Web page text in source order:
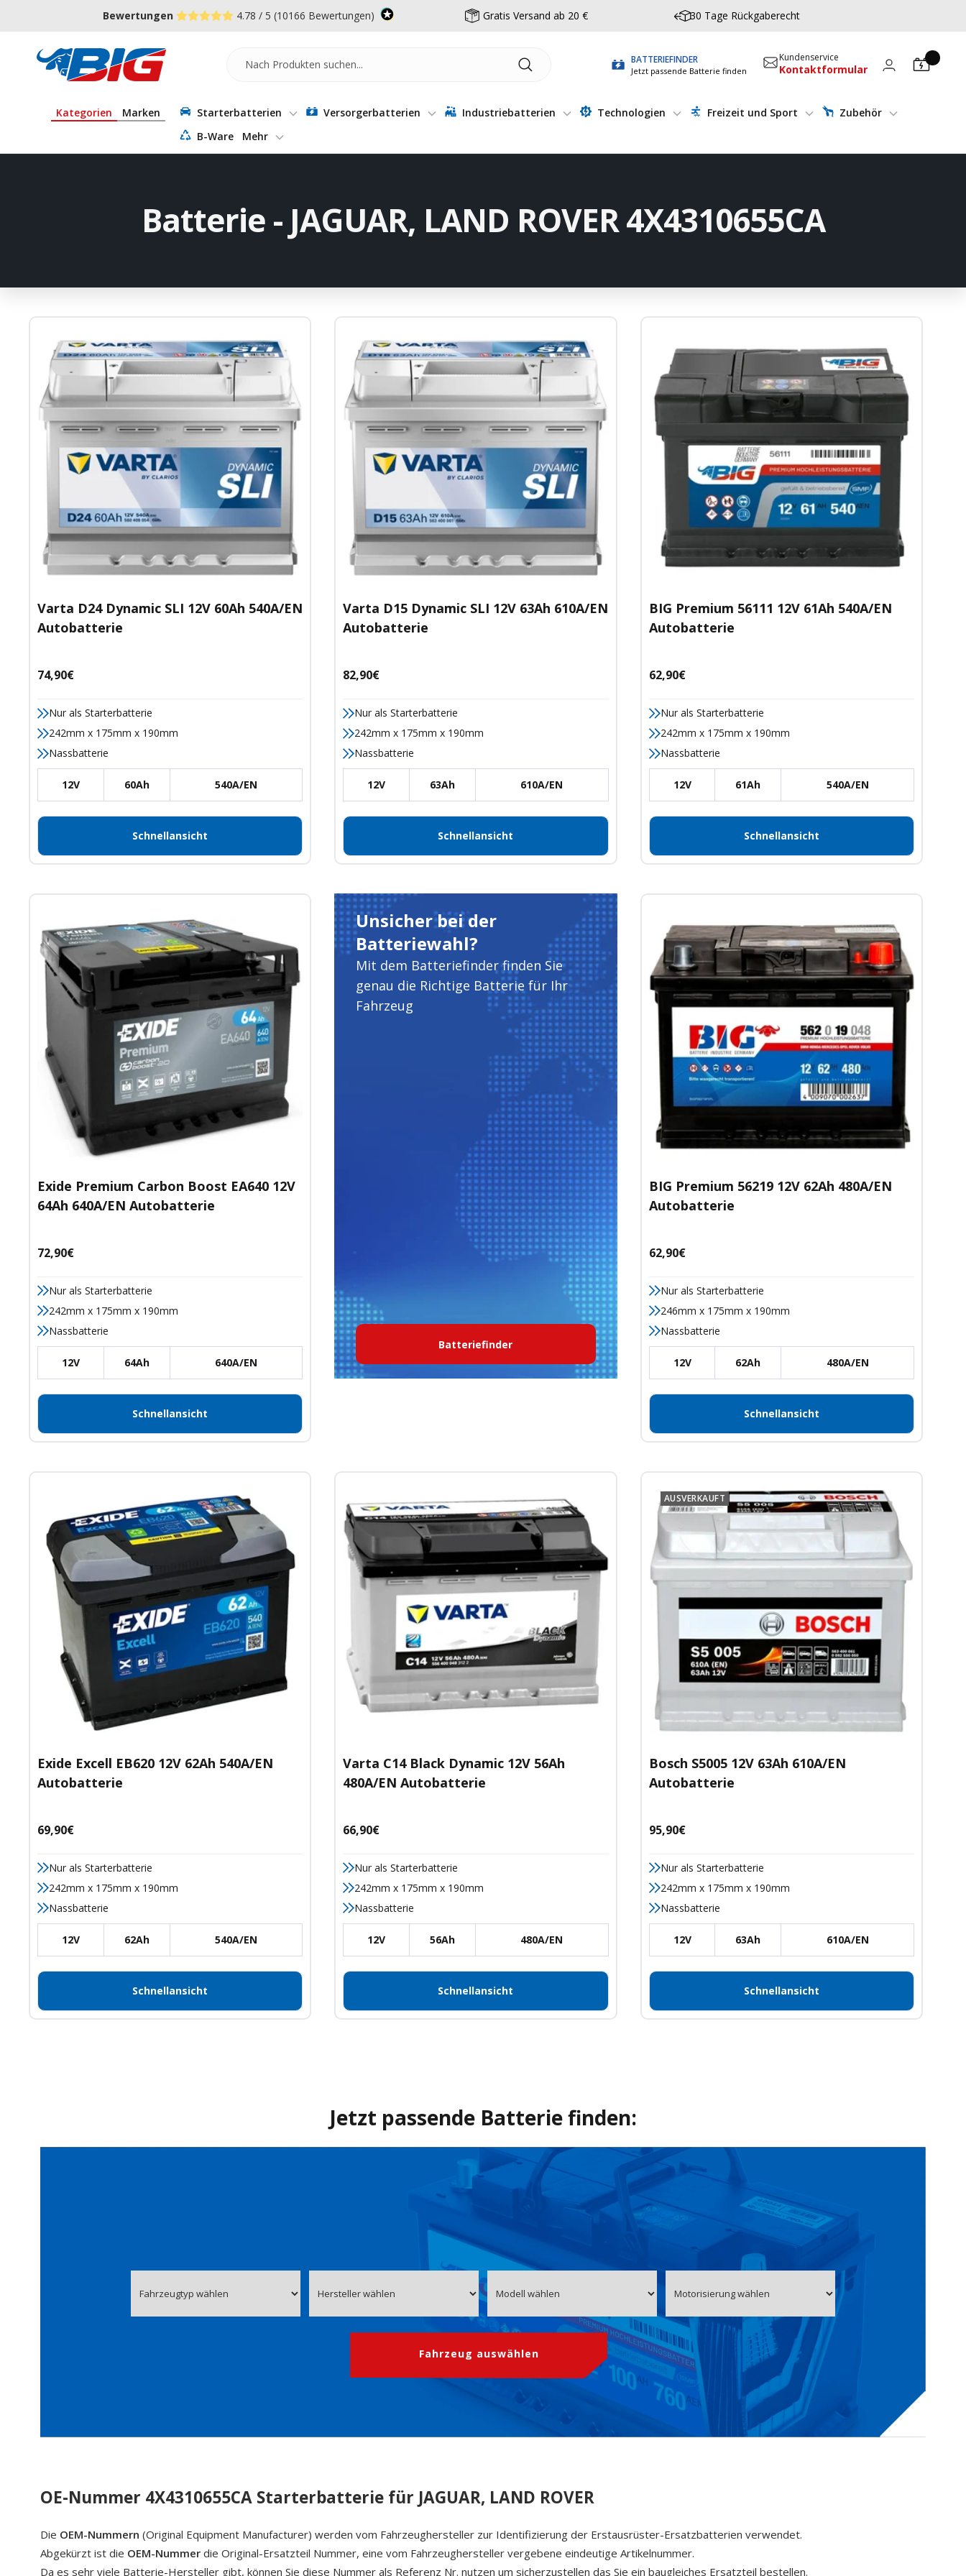
Zum Menü springen
Fußzeile springen
Barrierefreiheits-Widget öffnen
Bewertungen 4.78 / 5 (10166 Bewertungen) Gratis Versand ab 20 € 30 Tage Rückgaberecht
Batterie-
Industrie-
BATTERIEFINDER
Jetzt passende Batterie finden
Kundenservice
Kontaktformular
Kategorien Marken Starterbatterien Versorgerbatterien Industriebatterien Technologien Freizeit und Sport
Zubehör
B-Ware
Mehr
Batterie - JAGUAR, LAND ROVER 4X4310655CA
Varta D24 Dynamic SLI 12V 60Ah 540A/EN
Autobatterie
Angebotspreis
74,90€
Nur als Starterbatterie
242mm x 175mm x 190mm
Nassbatterie
12V 60Ah 540A/EN
Schnellansicht
Varta D15 Dynamic SLI 12V 63Ah 610A/EN
Autobatterie
Angebotspreis
82,90€
Nur als Starterbatterie
242mm x 175mm x 190mm
Nassbatterie
12V 63Ah 610A/EN
Schnellansicht
BIG Premium 56111 12V 61Ah 540A/EN
Autobatterie
Angebotspreis
62,90€
Nur als Starterbatterie
242mm x 175mm x 190mm
Nassbatterie
12V 61Ah 540A/EN
Schnellansicht
Exide Premium Carbon Boost EA640 12V
64Ah 640A/EN Autobatterie
Angebotspreis
72,90€
Nur als Starterbatterie
242mm x 175mm x 190mm
Nassbatterie
12V 64Ah 640A/EN
Schnellansicht
Unsicher bei der
Batteriewahl?
Mit dem Batteriefinder finden Sie
genau die Richtige Batterie für Ihr
Fahrzeug
Batteriefinder
BIG Premium 56219 12V 62Ah 480A/EN
Autobatterie
Angebotspreis
62,90€
Nur als Starterbatterie
246mm x 175mm x 190mm
Nassbatterie
12V 62Ah 480A/EN
Schnellansicht
Exide Excell EB620 12V 62Ah 540A/EN
Autobatterie
Angebotspreis
69,90€
Nur als Starterbatterie
242mm x 175mm x 190mm
Nassbatterie
12V 62Ah 540A/EN
Schnellansicht
Varta C14 Black Dynamic 12V 56Ah
480A/EN Autobatterie
Angebotspreis
66,90€
Nur als Starterbatterie
242mm x 175mm x 190mm
Nassbatterie
12V 56Ah 480A/EN
Schnellansicht
AUSVERKAUFT
Bosch S5005 12V 63Ah 610A/EN
Autobatterie
Angebotspreis
95,90€
Nur als Starterbatterie
242mm x 175mm x 190mm
Nassbatterie
12V 63Ah 610A/EN
Schnellansicht
Jetzt passende Batterie finden:
Fahrzeug auswählen
OE-Nummer 4X4310655CA Starterbatterie für JAGUAR, LAND ROVER
Die OEM-Nummern (Original Equipment Manufacturer) werden vom Fahrzeughersteller zur Identifizierung der Erstausrüster-Ersatzbatterien verwendet.
Abgekürzt ist die OEM-Nummer die Original-Ersatzteil Nummer, eine vom Fahrzeughersteller vergebene eindeutige Artikelnummer.
Da es sehr viele Batterie-Hersteller gibt, können Sie diese Nummer als Referenz Nr. nutzen um sicherzustellen das Sie ein baugleiches Ersatzteil bestellen.